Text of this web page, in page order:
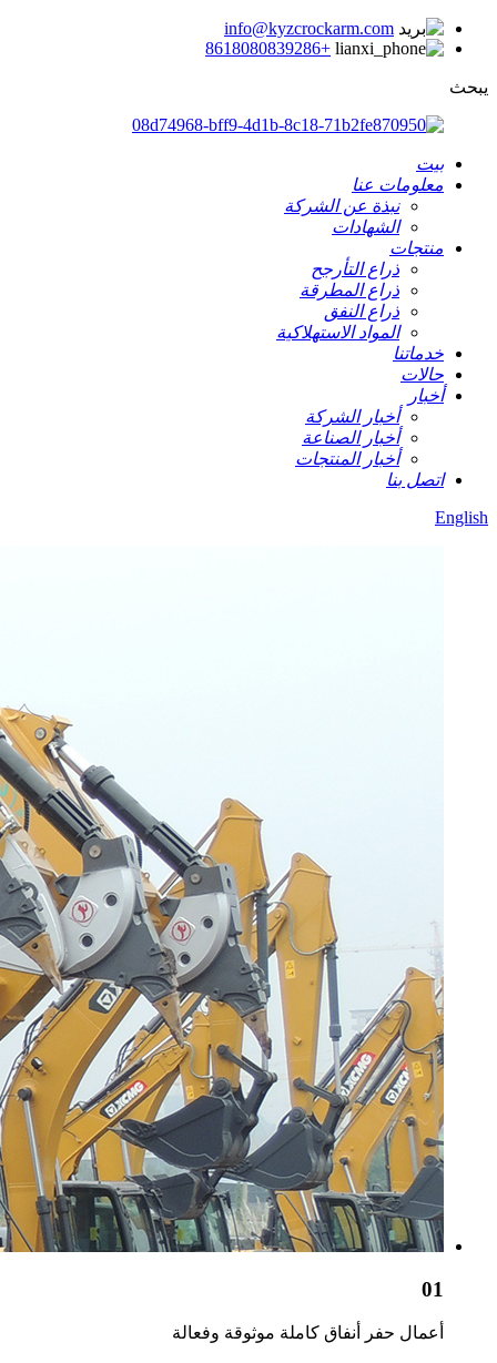
info@kyzcrockarm.com
+8618080839286
يبحث
بيت
معلومات عنا
نبذة عن الشركة
الشهادات
منتجات
ذراع التأرجح
ذراع المطرقة
ذراع النفق
المواد الاستهلاكية
خدماتنا
حالات
أخبار
أخبار الشركة
أخبار الصناعة
أخبار المنتجات
اتصل بنا
English
01
أعمال حفر أنفاق كاملة موثوقة وفعالة